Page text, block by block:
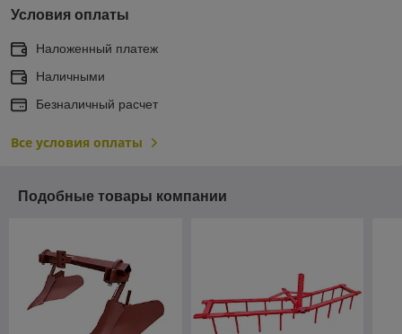
Условия оплаты
Наложенный платеж
Наличными
Безналичный расчет
Все условия оплаты
Подобные товары компании